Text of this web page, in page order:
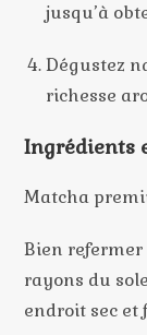
jusqu’à
Dégustez
richesse
Ingrédients
Matcha
Bien refermer
rayons du
endroit sec et